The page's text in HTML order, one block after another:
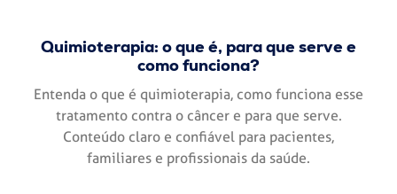
Quimioterapia: o que é, para que serve e
como funciona?
Entenda o que é quimioterapia, como funciona esse
tratamento contra o câncer e para que serve.
Conteúdo claro e confiável para pacientes,
familiares e profissionais da saúde.